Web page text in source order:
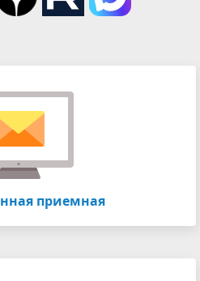
приемная